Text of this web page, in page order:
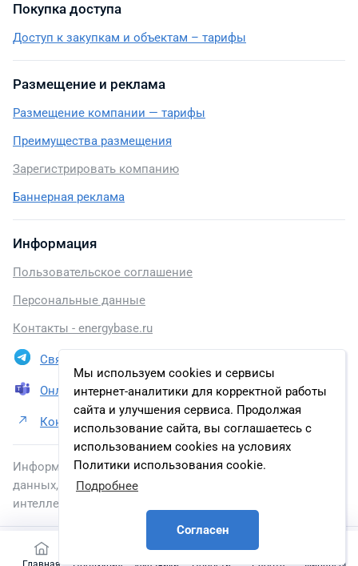
Мы используем cookies и сервисы
интернет-аналитики для корректной работы
сайта и улучшения сервиса. Продолжая
использование сайта, вы соглашаетесь с
использованием cookies на условиях
Политики использования cookie.
Подробнее
Согласен
Покупка доступа
Доступ к закупкам и объектам – тарифы
Размещение и реклама
Размещение компании — тарифы
Преимущества размещения
Зарегистрировать компанию
Баннерная реклама
Информация
Пользовательское соглашение
Персональные данные
Контакты - energybase.ru
Связаться в Telegram
Онлайн презентация
Контакты АО «РАДИУС Автоматика»
Информация, размещенная на сайте, включена в базу
данных, зарегистрированную в Федеральной службе по
интеллектуальной собственности.
2026 © energybase.ru